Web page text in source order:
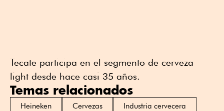
Tecate participa en el segmento de cerveza
light desde hace casi 35 años.
Temas relacionados
Heineken Cervezas Industria cervecera